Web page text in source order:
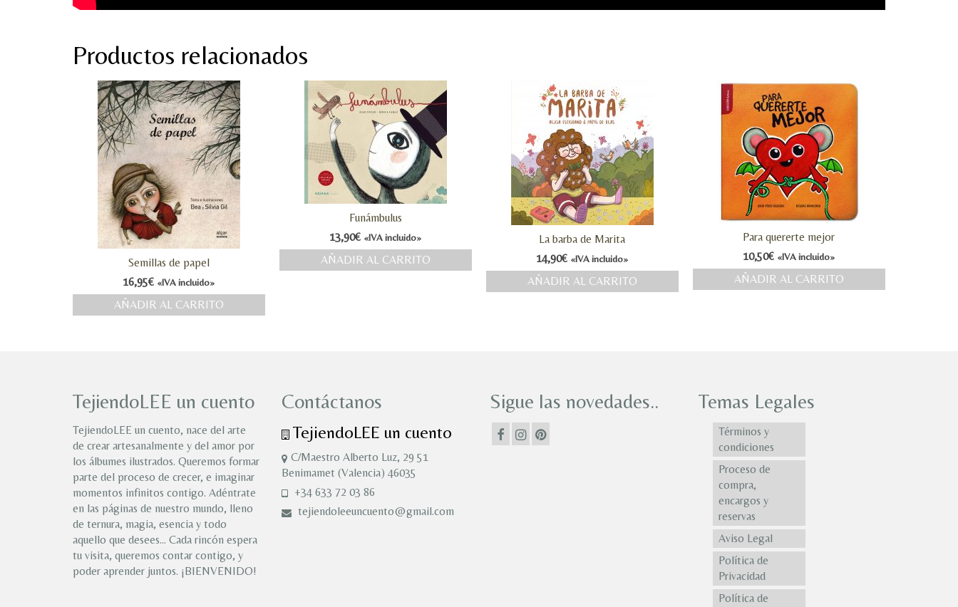
Productos relacionados
Semillas de papel
16,95€ «IVA incluido»
AÑADIR AL CARRITO
Funámbulus
13,90€ «IVA incluido»
AÑADIR AL CARRITO
La barba de Marita
14,90€ «IVA incluido»
AÑADIR AL CARRITO
Para quererte mejor
10,50€ «IVA incluido»
AÑADIR AL CARRITO
TejiendoLEE un cuento
TejiendoLEE un cuento, nace del arte
de crear artesanalmente y del amor por
los álbumes ilustrados. Queremos formar
parte del proceso de crecer, e imaginar
momentos infinitos contigo. Adéntrate
en las páginas de nuestro mundo, lleno
de ternura, magia, esencia y todo
aquello que desees… Cada rincón espera
tu visita, queremos contar contigo, y
poder aprender juntos. ¡BIENVENIDO!
Contáctanos
TejiendoLEE un cuento
C/Maestro Alberto Luz, 29 51
Benimamet (Valencia) 46035
+34 633 72 03 86
tejiendoleeuncuento@gmail.com
Sigue las novedades.. Temas Legales
Términos y
condiciones
Proceso de
compra,
encargos y
reservas
Aviso Legal
Política de
Privacidad
Política de